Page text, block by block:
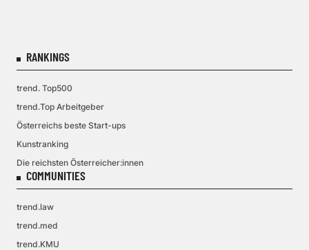
RANKINGS
trend. Top500
trend.Top Arbeitgeber
Österreichs beste Start-ups
Kunstranking
Die reichsten Österreicher:innen
COMMUNITIES
trend.law
trend.med
trend.KMU